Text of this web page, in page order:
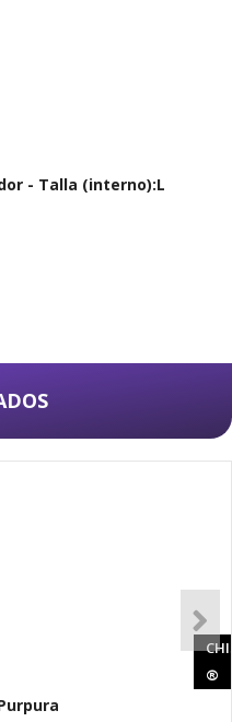
- Talla (interno):L
®